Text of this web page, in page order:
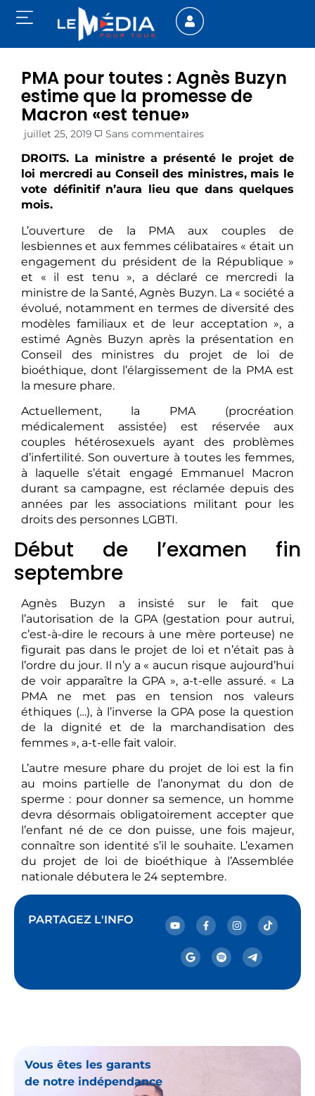
PMA pour toutes : Agnès Buzyn
estime que la promesse de
Macron «est tenue»
juillet 25, 2019 Sans commentaires
DROITS. La ministre a présenté le projet de
loi mercredi au Conseil des ministres, mais le
vote définitif n’aura lieu que dans quelques
mois.
L’ouverture de la PMA aux couples de
lesbiennes et aux femmes célibataires « était un
engagement du président de la République »
et « il est tenu », a déclaré ce mercredi la
ministre de la Santé, Agnès Buzyn. La « société a
évolué, notamment en termes de diversité des
modèles familiaux et de leur acceptation », a
estimé Agnès Buzyn après la présentation en
Conseil des ministres du projet de loi de
bioéthique, dont l’élargissement de la PMA est
la mesure phare.
Actuellement, la PMA (procréation
médicalement assistée) est réservée aux
couples hétérosexuels ayant des problèmes
d’infertilité. Son ouverture à toutes les femmes,
à laquelle s’était engagé Emmanuel Macron
durant sa campagne, est réclamée depuis des
années par les associations militant pour les
droits des personnes LGBTI.
Début de l’examen fin
septembre
Agnès Buzyn a insisté sur le fait que
l’autorisation de la GPA (gestation pour autrui,
c’est-à-dire le recours à une mère porteuse) ne
figurait pas dans le projet de loi et n’était pas à
l’ordre du jour. Il n’y a « aucun risque aujourd’hui
de voir apparaître la GPA », a-t-elle assuré. « La
PMA ne met pas en tension nos valeurs
éthiques (…), à l’inverse la GPA pose la question
de la dignité et de la marchandisation des
femmes », a-t-elle fait valoir.
L’autre mesure phare du projet de loi est la fin
au moins partielle de l’anonymat du don de
sperme : pour donner sa semence, un homme
devra désormais obligatoirement accepter que
l’enfant né de ce don puisse, une fois majeur,
connaître son identité s’il le souhaite. L’examen
du projet de loi de bioéthique à l’Assemblée
nationale débutera le 24 septembre.
PARTAGEZ L'INFO
Vous êtes les garants
de notre indépendance